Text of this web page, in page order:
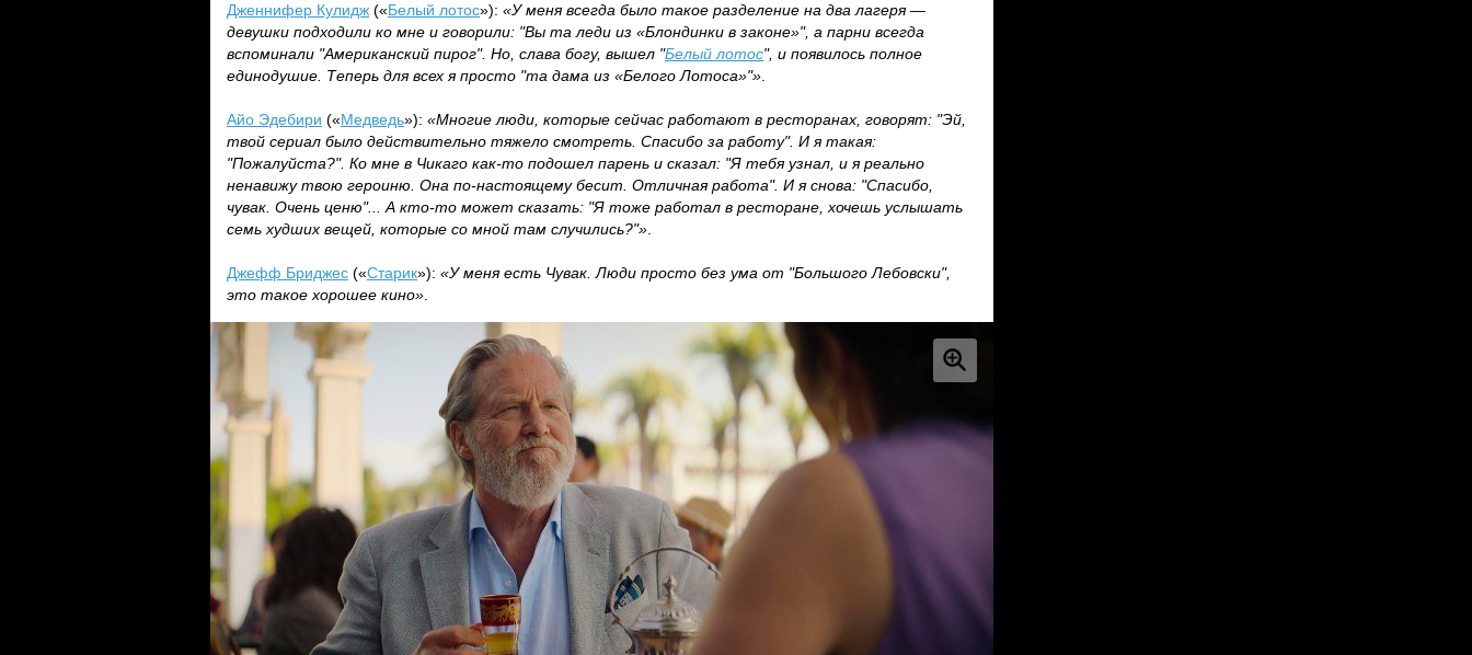
Дженнифер Кулидж («Белый лотос»): «У меня всегда было такое разделение на два лагеря —
девушки подходили ко мне и говорили: "Вы та леди из «Блондинки в законе»", а парни всегда
вспоминали "Американский пирог". Но, слава богу, вышел "Белый лотос", и появилось полное
единодушие. Теперь для всех я просто "та дама из «Белого Лотоса»"»
Айо Эдебири («Медведь»): «Многие люди, которые сейчас работают в ресторанах, говорят: "Эй,
твой сериал было действительно тяжело смотреть. Спасибо за работу". И я такая:
"Пожалуйста?". Ко мне в Чикаго как-то подошел парень и сказал: "Я тебя узнал, и я реально
ненавижу твою героиню. Она по-настоящему бесит. Отличная работа". И я снова: "Спасибо,
чувак. Очень ценю"... А кто-то может сказать: "Я тоже работал в ресторане, хочешь услышать
семь худших вещей, которые со мной там случились?"»
Джефф Бриджес («Старик»): «У меня есть Чувак. Люди просто без ума от "Большого Лебовски",
это такое хорошее кино»